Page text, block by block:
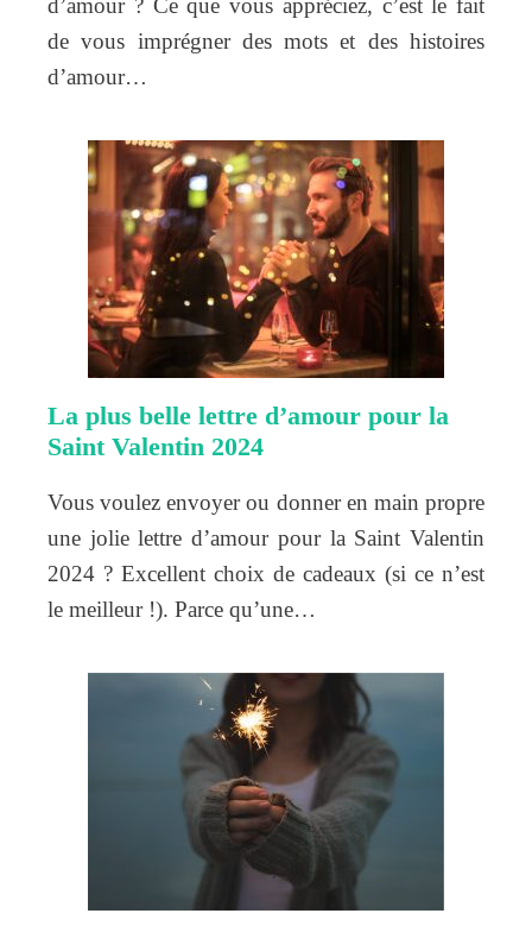
d’amour ? Ce que vous appréciez, c’est le fait
de vous imprégner des mots et des histoires
d’amour…
La plus belle lettre d’amour pour la
Saint Valentin 2024
Vous voulez envoyer ou donner en main propre
une jolie lettre d’amour pour la Saint Valentin
2024 ? Excellent choix de cadeaux (si ce n’est
le meilleur !). Parce qu’une…